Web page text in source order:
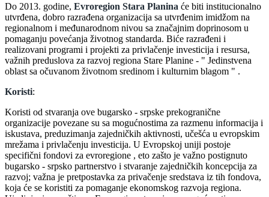
Do 2013. godine, Evroregion Stara Planina će biti institucionalno
utvrđena, dobro razrađena organizacija sa utvrđenim imidžom na
regionalnom i međunarodnom nivou sa značajnim doprinosom u
pomaganju povećanja životnog standarda. Biće razrađeni i
realizovani programi i projekti za privlačenje investicija i resursa,
važnih preduslova za razvoj regiona Stare Planine - " Jedinstvena
oblast sa očuvanom životnom sredinom i kulturnim blagom " .
Koristi:
Koristi od stvaranja ove bugarsko - srpske prekogranične
organizacije povezane su sa mogućnostima za razmenu informacija i
iskustava, preduzimanja zajedničkih aktivnosti, učešća u evropskim
mrežama i privlačenju investicija. U Evropskoj uniji postoje
specifični fondovi za evroregione , eto zašto je važno postignuto
bugarsko - srpsko partnerstvo i stvaranje zajedničkih koncepcija za
razvoj; važna je pretpostavka za privačenje sredstava iz tih fondova,
koja će se koristiti za pomaganje ekonomskog razvoja regiona.